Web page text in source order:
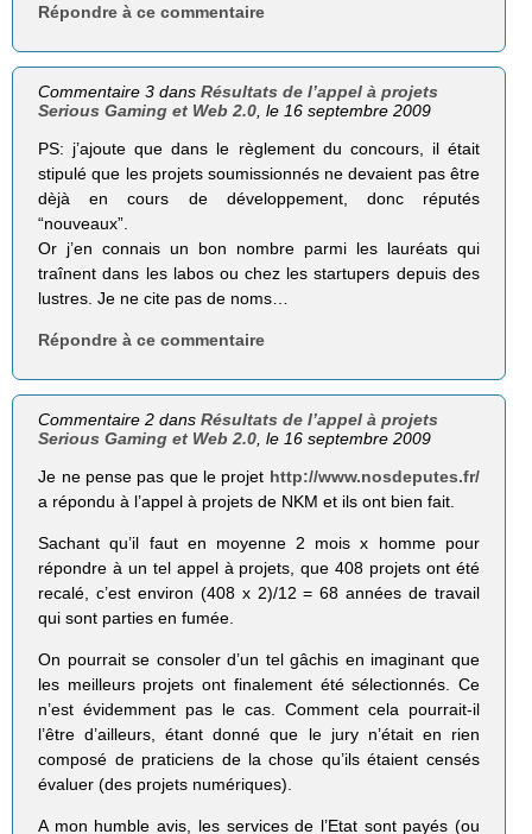
Répondre à ce commentaire
Commentaire 3 dansRésultats de l’appel à projets
Serious Gaming et Web 2.0 , le 16 septembre 2009
PS: j’ajoute que dans le règlement du concours, il était
stipulé que les projets soumissionnés ne devaient pas être
dèjà en cours de développement, donc réputés
“nouveaux”.
Or j’en connais un bon nombre parmi les lauréats qui
traînent dans les labos ou chez les startupers depuis des
lustres. Je ne cite pas de noms…
Répondre à ce commentaire
Commentaire 2 dansRésultats de l’appel à projets
Serious Gaming et Web 2.0 , le 16 septembre 2009
Je ne pense pas que le projet http://www.nosdeputes.fr/
a répondu à l’appel à projets de NKM et ils ont bien fait.
Sachant qu’il faut en moyenne 2 mois x homme pour
répondre à un tel appel à projets, que 408 projets ont été
recalé, c’est environ (408 x 2)/12 = 68 années de travail
qui sont parties en fumée.
On pourrait se consoler d’un tel gâchis en imaginant que
les meilleurs projets ont finalement été sélectionnés. Ce
n’est évidemment pas le cas. Comment cela pourrait-il
l’être d’ailleurs, étant donné que le jury n’était en rien
composé de praticiens de la chose qu’ils étaient censés
évaluer (des projets numériques).
A mon humble avis, les services de l’Etat sont payés (ou